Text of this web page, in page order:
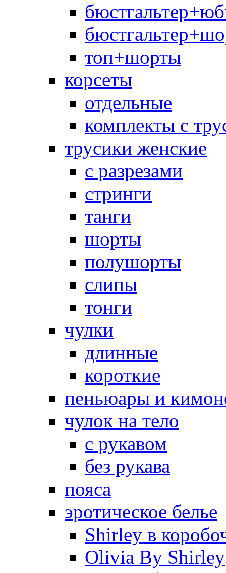
топ+шорты
корсеты
отдельные
комплекты с
трусики женские
с разрезами
стринги
танги
шорты
полушорты
слипы
тонги
чулки
длинные
короткие
пеньюары и
чулок на тело
с рукавом
без рукава
пояса
эротическое белье
Shirley в
Olivia By Shirley